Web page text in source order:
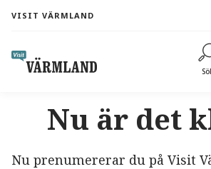
content
VISIT VÄRMLAND
Nu är det
Nu prenumererar du på Visit